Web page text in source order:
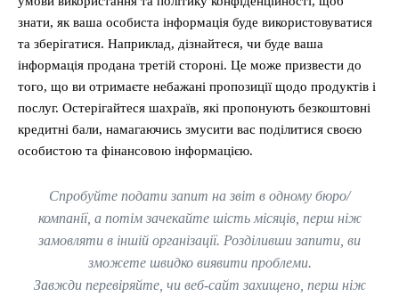
знати, як ваша особиста інформація буде використовуватися
та зберігатися. Наприклад, дізнайтеся, чи буде ваша
інформація продана третій стороні. Це може призвести до
того, що ви отримаєте небажані пропозиції щодо продуктів і
послуг. Остерігайтеся шахраїв, які пропонують безкоштовні
кредитні бали, намагаючись змусити вас поділитися своєю
особистою та фінансовою інформацією.
Спробуйте подати запит на звіт в одному бюро/
компанії, а потім зачекайте шість місяців, перш ніж
замовляти в іншій організації. Розділивши запити, ви
зможете швидко виявити проблеми.
Завжди перевіряйте, чи веб-сайт захищено, перш ніж